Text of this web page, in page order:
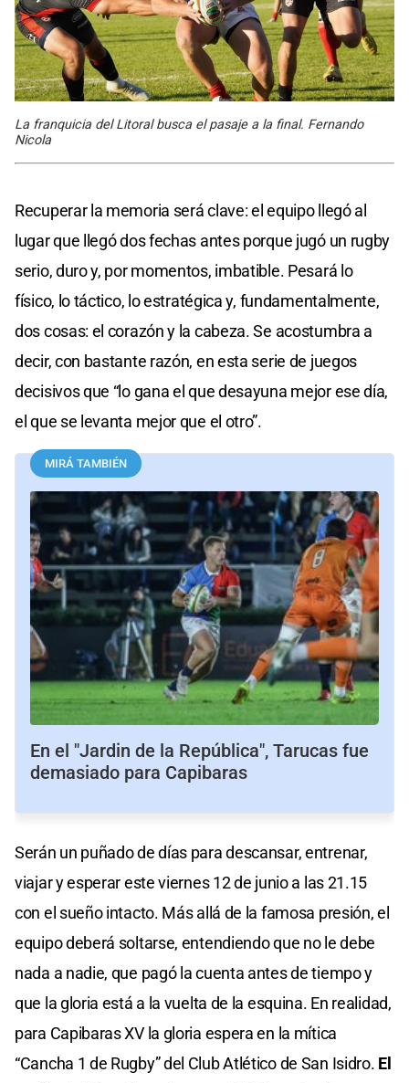
La franquicia del Litoral busca el pasaje a la final. Fernando
Nicola
Recuperar la memoria será clave: el equipo llegó al
lugar que llegó dos fechas antes porque jugó un rugby
serio, duro y, por momentos, imbatible. Pesará lo
físico, lo táctico, lo estratégica y, fundamentalmente,
dos cosas: el corazón y la cabeza. Se acostumbra a
decir, con bastante razón, en esta serie de juegos
decisivos que “lo gana el que desayuna mejor ese día,
el que se levanta mejor que el otro”.
MIRÁ TAMBIÉN
En el "Jardin de la República", Tarucas fue
demasiado para Capibaras
Serán un puñado de días para descansar, entrenar,
viajar y esperar este viernes 12 de junio a las 21.15
con el sueño intacto. Más allá de la famosa presión, el
equipo deberá soltarse, entendiendo que no le debe
nada a nadie, que pagó la cuenta antes de tiempo y
que la gloria está a la vuelta de la esquina. En realidad,
para Capibaras XV la gloria espera en la mítica
“Cancha 1 de Rugby” del Club Atlético de San Isidro. El